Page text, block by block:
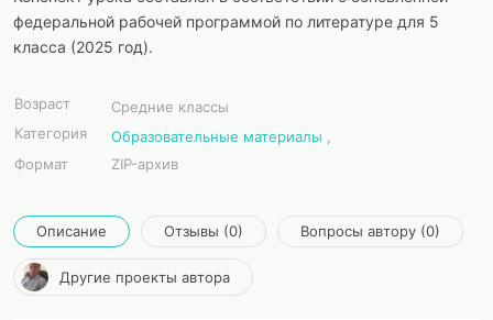
федеральной рабочей программой по литературе для 5
класса (2025 год).
Возраст
Средние классы
Категория
Образовательные материалы
Формат
ZIP-архив
Описание Отзывы (0) Вопросы автору (0)
Другие проекты автора